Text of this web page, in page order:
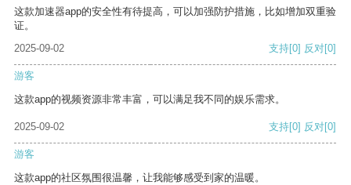
这款加速器app的安全性有待提高，可以加强防护措施，比如增加双重验
证。
2025-09-02
支持[0] 反对[0]
游客
这款app的视频资源非常丰富，可以满足我不同的娱乐需求。
2025-09-02 支持[0] 反对[0]
游客
这款app的社区氛围很温馨，让我能够感受到家的温暖。